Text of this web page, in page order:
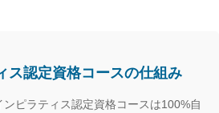
ス認定資格コースの仕組み
ピラティス認定資格コースは100%自